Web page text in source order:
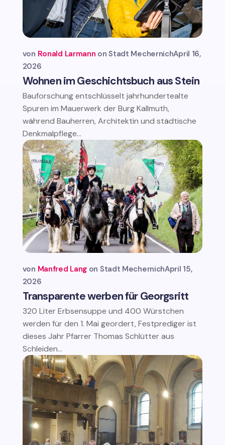
Wohnen im Geschichtsbuch aus Stein
von Ronald Larmann Stadt MechernichApril 16,
2026
Bauforschung entschlüsselt jahrhundertealte
Spuren im Mauerwerk der Burg Kallmuth,
während Bauherren, Architektin und städtische
Denkmalpflege...
Transparente werben für Georgsritt
von Manfred Lang Stadt MechernichApril 15,
2026
320 Liter Erbsensuppe und 400 Würstchen
werden für den 1. Mai geordert, Festprediger ist
dieses Jahr Pfarrer Thomas Schlütter aus
Schleiden...